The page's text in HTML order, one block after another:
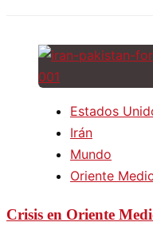
Estados
Irán
Mundo
Oriente
Crisis en Oriente